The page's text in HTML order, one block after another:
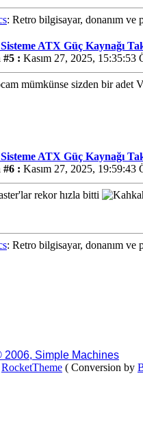
: Retro bilgisayar, donanım ve
ATX Güç Kaynağı
#5 : Kasım 27, 2025, 15:35:53
mümkünse sizden bir adet
ATX Güç Kaynağı
#6 : Kasım 27, 2025, 19:59:43
rekor hızla bitti
: Retro bilgisayar, donanım ve
2006, Simple Machines
RocketTheme ( Conversion by